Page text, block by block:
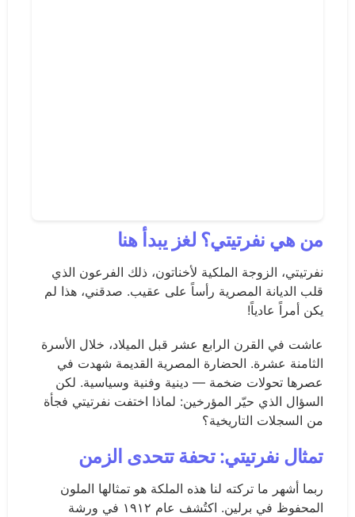
من هي نفرتيتي؟ لغز يبدأ هنا
نفرتيتي، الزوجة الملكية لأخناتون، ذلك الفرعون الذي
قلب الديانة المصرية رأساً على عقيب. صدقني، هذا لم
يكن أمراً عادياً!
عاشت في القرن الرابع عشر قبل الميلاد، خلال الأسرة
الثامنة عشرة. الحضارة المصرية القديمة شهدت في
عصرها تحولات ضخمة — دينية وفنية وسياسية. لكن
السؤال الذي حيّر المؤرخين: لماذا اختفت نفرتيتي فجأة
من السجلات التاريخية؟
تمثال نفرتيتي: تحفة تتحدى الزمن
ربما أشهر ما تركته لنا هذه الملكة هو تمثالها الملون
المحفوظ في برلين. اكتُشف عام ١٩١٢ في ورشة